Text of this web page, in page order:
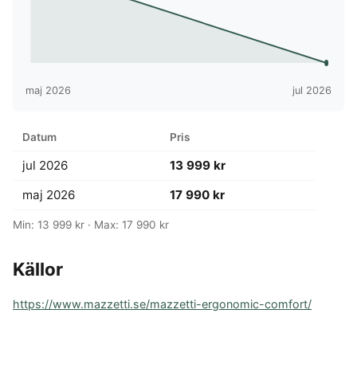
maj 2026 jul 2026
Datum Pris
jul 2026
13 999 kr
maj 2026
17 990 kr
Min: 13 999 kr · Max: 17 990 kr
Källor
https://www.mazzetti.se/mazzetti-ergonomic-comfort/